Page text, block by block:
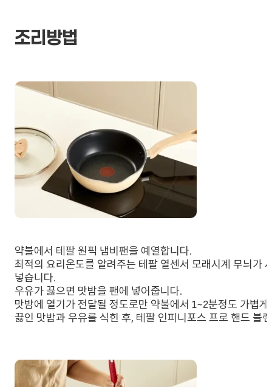
조리방법
약불에서 테팔 원픽 냄비팬을 예열합니다.
최적의 요리온도를 알려주는 테팔 열센서 모래시계 무늬가
넣습니다.
우유가 끓으면 맛밤을 팬에 넣어줍니다.
맛밤에 열기가 전달될 정도로만 약불에서 1~2분정도 가볍게
끓인 맛밤과 우유를 식힌 후, 테팔 인피니포스 프로 핸드 블